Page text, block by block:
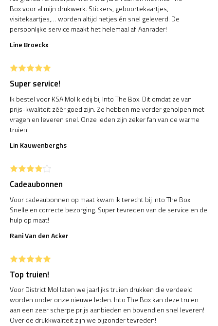
Box voor al mijn drukwerk. Stickers, geboortekaartjes,
visitekaartjes,… worden altijd netjes én snel geleverd. De
persoonlijke service maakt het helemaal af. Aanrader!
Line Broeckx
Super service!
Ik bestel voor KSA Mol kledij bij Into The Box. Dit omdat ze van
prijs-kwaliteit zéér goed zijn. Ze hebben me verder geholpen met
vragen en leveren snel. Onze leden zijn zeker fan van de warme
truien!
Lin Kauwenberghs
Cadeaubonnen
Voor cadeaubonnen op maat kwam ik terecht bij Into The Box.
Snelle en correcte bezorging. Super tevreden van de service en de
hulp op maat!
Rani Van den Acker
Top truien!
Voor District Mol laten we jaarlijks truien drukken die verdeeld
worden onder onze nieuwe leden. Into The Box kan deze truien
aan een zeer scherpe prijs aanbieden en bovendien snel leveren!
Over de drukkwaliteit zijn we bijzonder tevreden!